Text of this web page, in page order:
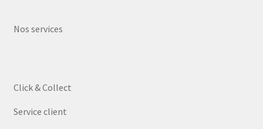
Nos services
Click & Collect
Service client